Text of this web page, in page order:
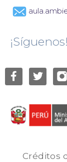
¡Síguenos!
Créditos